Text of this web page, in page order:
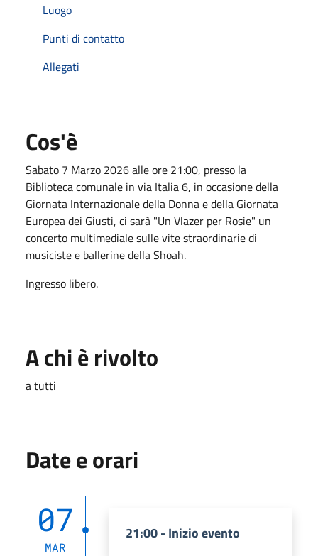
Luogo
Punti di contatto
Allegati
Cos'è
Sabato 7 Marzo 2026 alle ore 21:00, presso la
Biblioteca comunale in via Italia 6, in occasione della
Giornata Internazionale della Donna e della Giornata
Europea dei Giusti, ci sarà "Un Vlazer per Rosie" un
concerto multimediale sulle vite straordinarie di
musiciste e ballerine della Shoah.
Ingresso libero.
A chi è rivolto
a tutti
Date e orari
07
MAR
21:00 - Inizio evento